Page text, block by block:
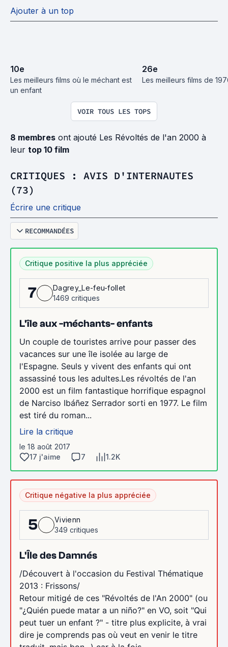
Ajouter à un top
10e
Les meilleurs films où le méchant est
un enfant
26e
Les meilleurs films de
VOIR TOUS LES TOPS
8 membres ont ajouté Les Révoltés de l'an 2000 à
leur top 10 film
CRITIQUES : AVIS D'INTERNAUTES
(73)
Écrire une critique
RECOMMANDÉES
Critique positive la plus appréciée
7
Dagrey_Le-feu-follet
1469 critiques
L'île aux -méchants- enfants
Un couple de touristes arrive pour passer des
vacances sur une île isolée au large de
l'Espagne. Seuls y vivent des enfants qui ont
assassiné tous les adultes.Les révoltés de l'an
2000 est un film fantastique horrifique espagnol
de Narciso Ibáñez Serrador sorti en 1977. Le film
est tiré du roman...
Lire la critique
le 18 août 2017
17 j'aime
7 1.2K
Critique négative la plus appréciée
5
Vivienn
349 critiques
L'Île des Damnés
/Découvert à l'occasion du Festival Thématique
2013 : Frissons/
Retour mitigé de ces "Révoltés de l'An 2000" (ou
"¿Quién puede matar a un niño?" en VO, soit "Qui
peut tuer un enfant ?" - titre plus explicite, à vrai
dire je comprends pas où veut en venir le titre